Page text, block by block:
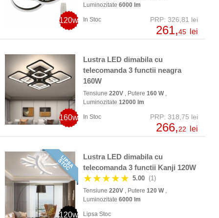
120w
Luminozitate 6000 lm
In Stoc PRP: 326,81 lei
261,45 lei
160w
Lustra LED dimabila cu
telecomanda 3 functii neagra
160W
Tensiune 220V , Putere 160 W,
Luminozitate 12000 lm
In Stoc PRP: 318,75 lei
266,22 lei
120w
Lustra LED dimabila cu
telecomanda 3 functii Kanji 120W
★★★★★ 5.00 (1)
Tensiune 220V , Putere 120 W,
Luminozitate 6000 lm
Lipsa Stoc